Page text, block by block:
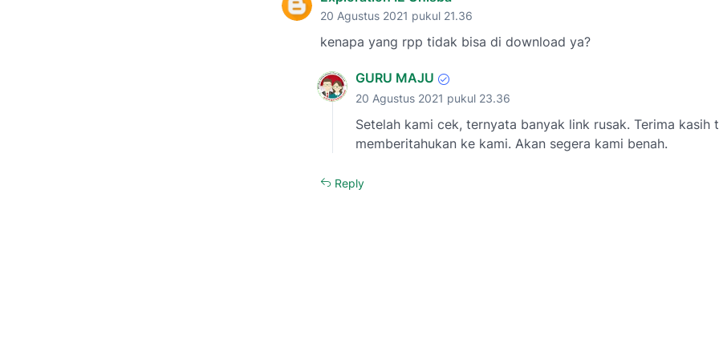
20 Agustus 2021 pukul 21.36
kenapa yang rpp tidak bisa di download ya?
GURU MAJU
20 Agustus 2021 pukul 23.36
Setelah kami cek, ternyata banyak link rusak. Terima kasih
memberitahukan ke kami. Akan segera kami benah.
Reply